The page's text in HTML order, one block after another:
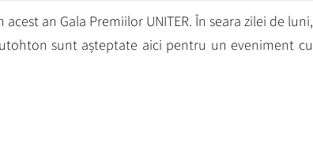
an Gala Premiilor UNITER. În seara zilei de luni,
sunt așteptate aici pentru un eveniment cu